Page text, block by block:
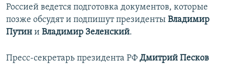
Россией ведется подготовка документов, которые
позже обсудят и подпишут президенты Владимир
Путин и Владимир Зеленский.
Пресс-секретарь президента РФ Дмитрий Песков